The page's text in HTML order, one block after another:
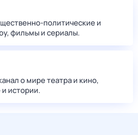
политические и
фильмы и сериалы.
о мире театра и кино,
истории.